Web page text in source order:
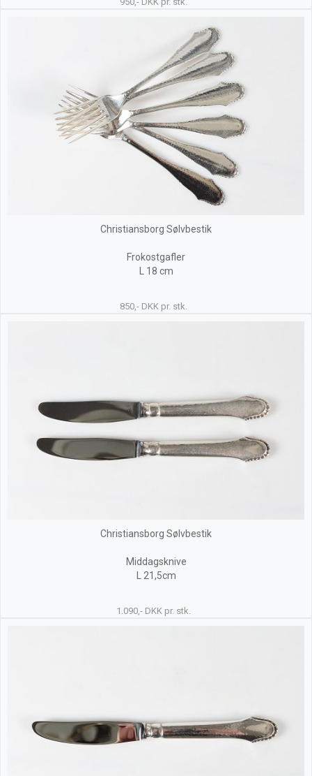
Christiansborg Sølvbestik
Frokostgafler
L 18 cm
850,- DKK pr. stk.
Christiansborg Sølvbestik
Middagsknive
L 21,5cm
1.090,- DKK pr. stk.